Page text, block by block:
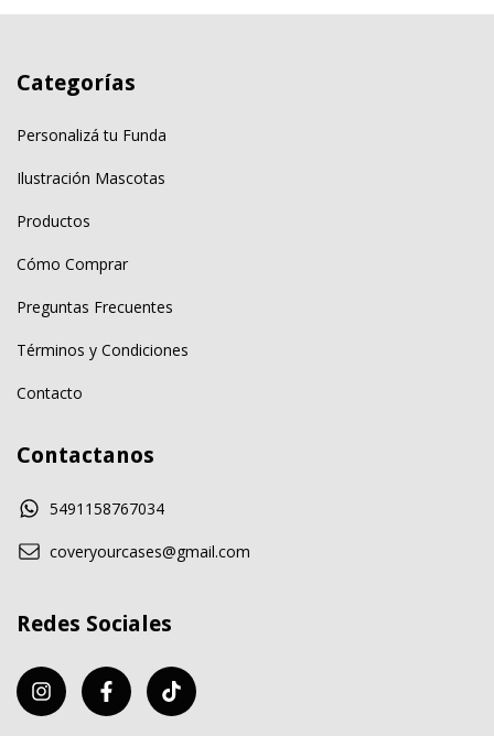
Categorías
Personalizá tu Funda
Ilustración Mascotas
Productos
Cómo Comprar
Preguntas Frecuentes
Términos y Condiciones
Contacto
Contactanos
5491158767034
coveryourcases@gmail.com
Redes Sociales